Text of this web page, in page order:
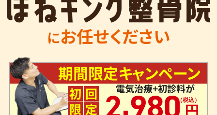
にお任せください
期間限定キャンペーン
初 回
限 定
電気治療+初診料が
2,980